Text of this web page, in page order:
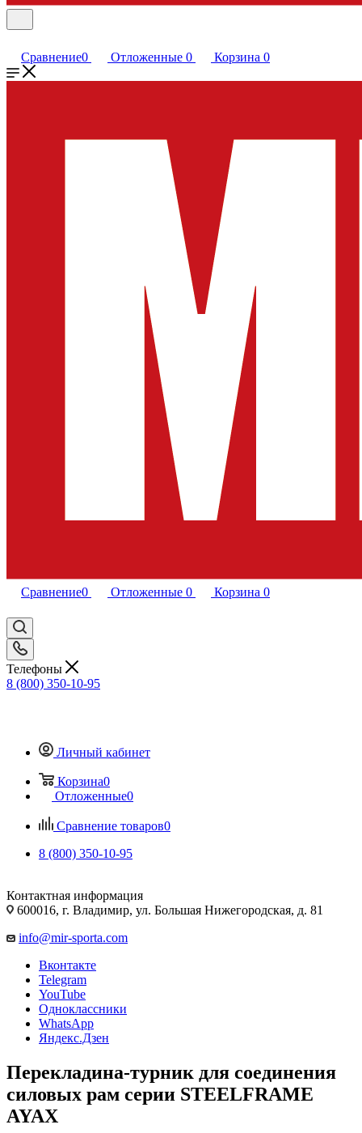
Сравнение0 Отложенные 0 Корзина 0
Сравнение0 Отложенные 0 Корзина 0
Телефоны
8 (800) 350-10-95
Личный кабинет
Корзина0
Отложенные0
Сравнение товаров0
8 (800) 350-10-95
Контактная информация
600016, г. Владимир, ул. Большая Нижегородская, д. 81
info@mir-sporta.com
Вконтакте
Telegram
YouTube
Одноклассники
WhatsApp
Яндекс.Дзен
Перекладина-турник для соединения
силовых рам серии STEELFRAME
AYAX